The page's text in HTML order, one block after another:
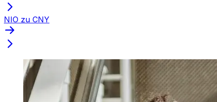
NIO zu CNY